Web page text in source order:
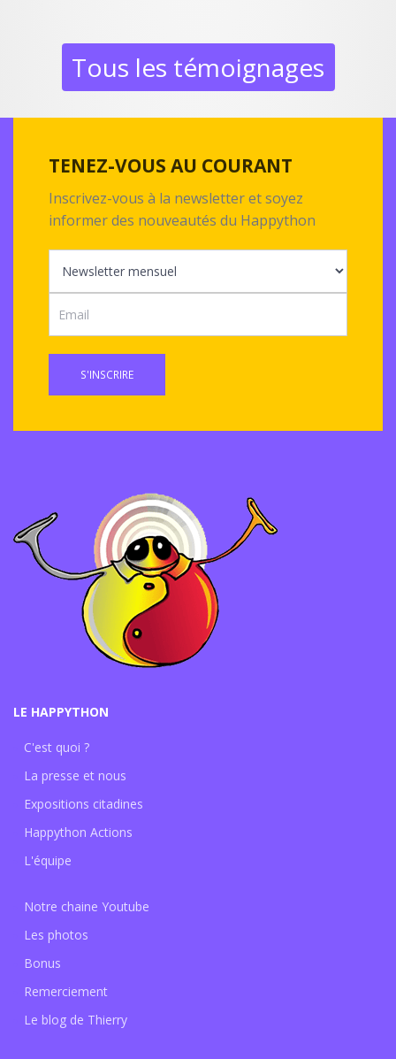
Tous les témoignages
TENEZ-VOUS AU COURANT
Inscrivez-vous à la newsletter et soyez
informer des nouveautés du Happython
S'INSCRIRE
LE HAPPYTHON
C'est quoi ?
La presse et nous
Expositions citadines
Happython Actions
L'équipe
Notre chaine Youtube
Les photos
Bonus
Remerciement
Le blog de Thierry